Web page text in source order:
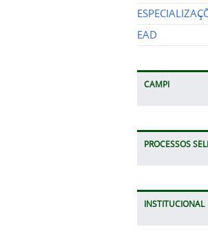
EAD
CAMPI
PROCESSOS
INSTITUCIONAL